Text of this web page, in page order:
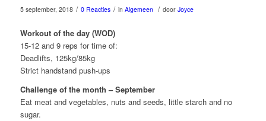
5 september, 2018 / 0 Reacties / in Algemeen / door Joyce
Workout of the day (WOD)
15-12 and 9 reps for time of:
Deadlifts, 125kg/85kg
Strict handstand push-ups
Challenge of the month – September
Eat meat and vegetables, nuts and seeds, little starch and no
sugar.